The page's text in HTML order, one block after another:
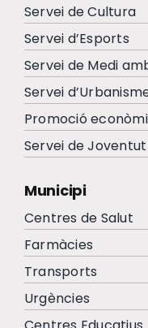
Servei de Cultura
Servei d’Esports
Servei de Medi
Servei
Promoció
Servei de Joventut
Municipi
Centres de Salut
Farmàcies
Transports
Urgències